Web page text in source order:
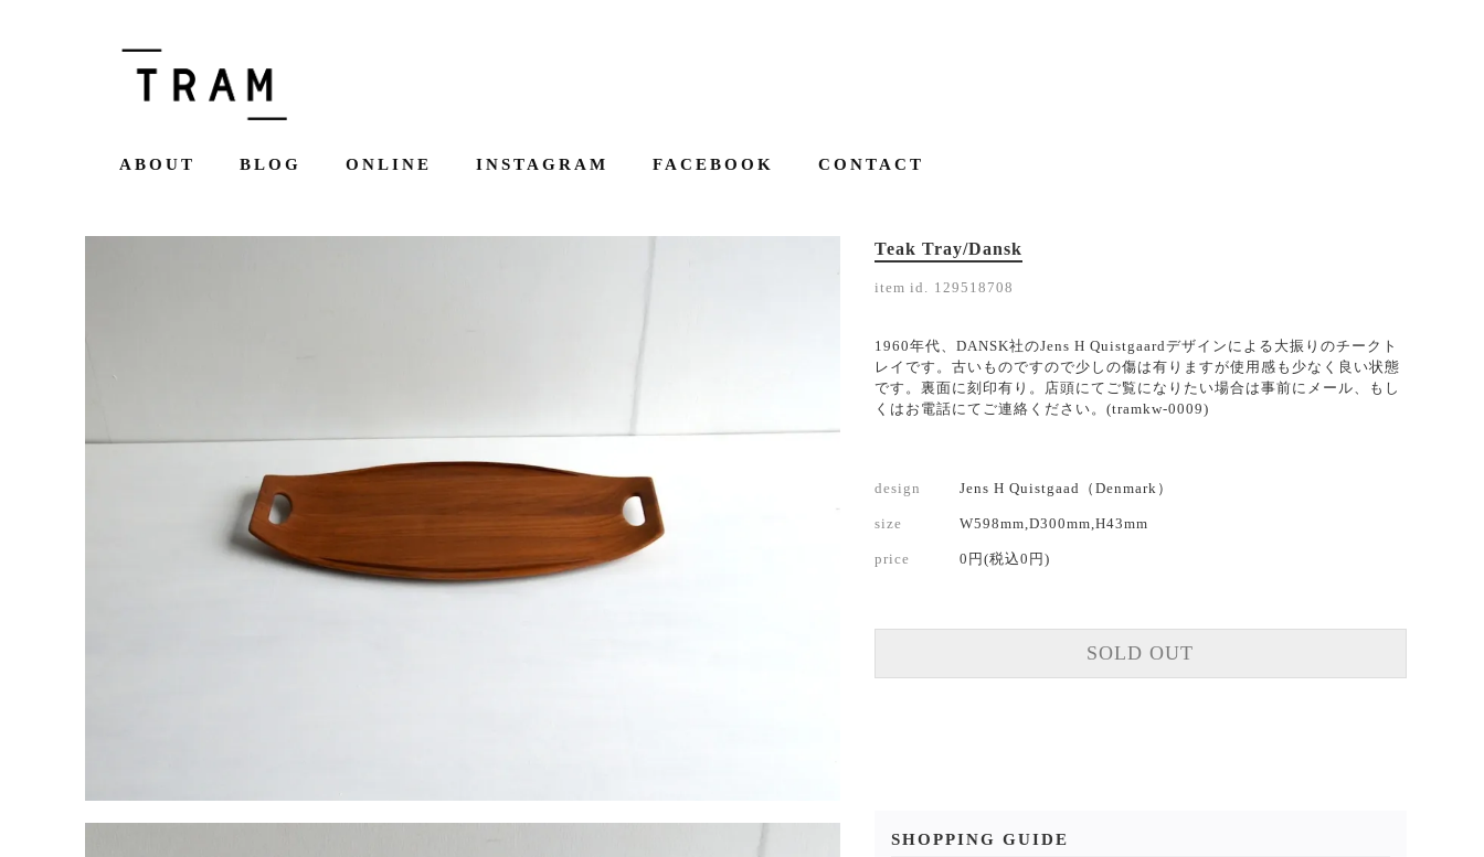
ABOUT BLOG ONLINE INSTAGRAM FACEBOOK CONTACT
Teak Tray/Dansk
item id. 129518708
1960年代、DANSK社のJens H Quistgaardデザインによる大振りのチークト
レイです。古いものですので少しの傷は有りますが使用感も少なく良い状態
です。裏面に刻印有り。店頭にてご覧になりたい場合は事前にメール、もし
くはお電話にてご連絡ください。(tramkw-0009)
design Jens H Quistgaad（Denmark）
size W598mm,D300mm,H43mm
price 0円(税込0円)
SOLD OUT
SHOPPING GUIDE